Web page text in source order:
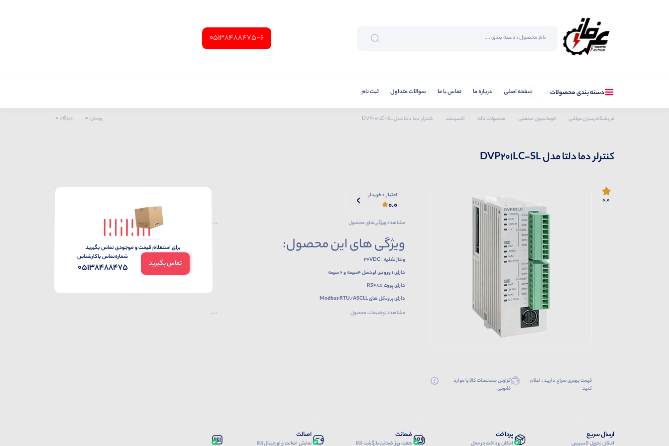
05138488475-6
دسته بندی محصولات صفحه اصلی درباره ما تماس با ما سوالات متداول ثبت نام
فروشگاه پسران عرفانی اتوماسیون صنعتی محصولات دلتا اکسپنشن کنترلر دما دلتا مدل DVP201LC-SL پرسش 0 دیدگاه 0
کنترلر دما دلتا مدل DVP201LC-SL
0.0
قیمت بهتری سراغ دارید ، اعلام
کنید
گزارش مشخصات کالا یا موارد
قانونی
امتیاز 0 خریدار
0.0
مشاهده ویژگی‌های محصول
ویژگی های این محصول:
ولتاژ تغذیه : 24VDC
دارای 1 ورودی لودسل 4سیمه و 6 سیمه
دارای پورت RS485
دارای پروتکل های Modbus RTU/ASCLL
مشاهده توضیحات محصول
ارسال سریع
امکان تحویل اکسپرس
پرداخت
امکان پرداخت در محل
ضمانت
هفت روز ضمانت بازگشت کالا
اصالت
نمایش اصالت و اورجینال کالا
برای استعلام قیمت و موجودی تماس بگیرید
تماس بگیرید
شماره‌تماس‌ با‌کارشناس
05138488475